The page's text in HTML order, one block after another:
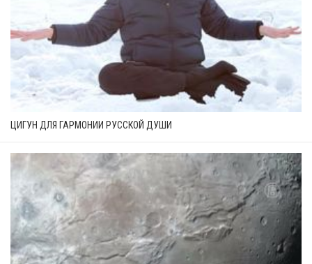
ЦИГУН ДЛЯ ГАРМОНИИ РУССКОЙ ДУШИ